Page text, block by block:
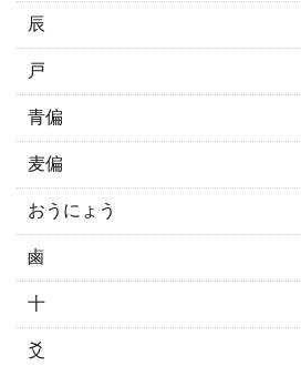
辰
戸
青偏
麦偏
おうにょう
鹵
十
爻